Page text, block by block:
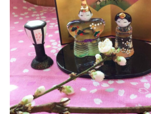
貸室
アクセス
お問い合わせ